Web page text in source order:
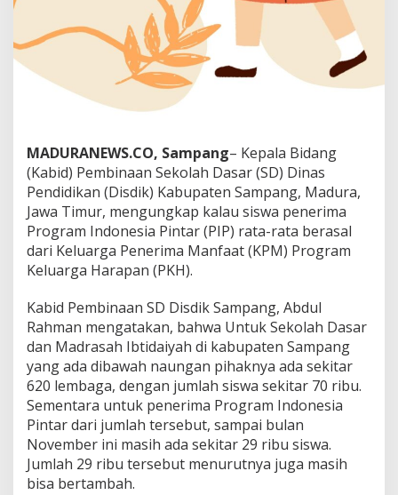
MADURANEWS.CO, Sampang– Kepala Bidang
(Kabid) Pembinaan Sekolah Dasar (SD) Dinas
Pendidikan (Disdik) Kabupaten Sampang, Madura,
Jawa Timur, mengungkap kalau siswa penerima
Program Indonesia Pintar (PIP) rata-rata berasal
dari Keluarga Penerima Manfaat (KPM) Program
Keluarga Harapan (PKH).
Kabid Pembinaan SD Disdik Sampang, Abdul
Rahman mengatakan, bahwa Untuk Sekolah Dasar
dan Madrasah Ibtidaiyah di kabupaten Sampang
yang ada dibawah naungan pihaknya ada sekitar
620 lembaga, dengan jumlah siswa sekitar 70 ribu.
Sementara untuk penerima Program Indonesia
Pintar dari jumlah tersebut, sampai bulan
November ini masih ada sekitar 29 ribu siswa.
Jumlah 29 ribu tersebut menurutnya juga masih
bisa bertambah.